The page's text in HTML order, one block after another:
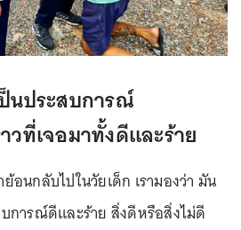
นประสบการณ์
ที่เจอมาทั้งดีและร้าย
นกลับไปในวัยเด็ก เรามองว่า มัน
การณ์ดีและร้าย สิ่งดีหรือสิ่งไม่ดี